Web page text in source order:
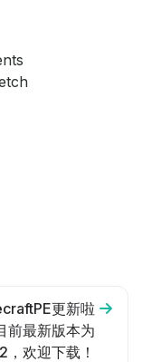
更新啦
前最新版本为
，欢迎下载！